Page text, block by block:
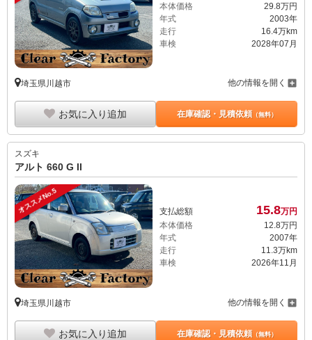
本体価格
29. 8万円
年式
2003年
走行
16.4万km
車検
2028年07月
埼玉県川越市 他の情報を開く
お気に入り追加 在庫確認・見積依頼（無料）
スズキ
アルト 660 G II
オススメNo.5 支払総額 15.8万円
本体価格
12.8万円
年式
2007年
走行
11.3万km
車検
2026年11月
埼玉県川越市 他の情報を開く
お気に入り追加 在庫確認・見積依頼（無料）